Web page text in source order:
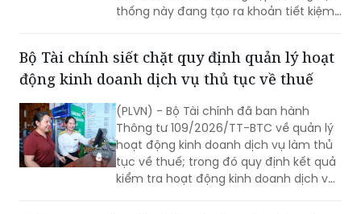
thống này đang tạo ra khoản tiết kiệm
nhiều mục tiêu trong cái nhìn mới về sử
dụng năng lượng hiệu quả.
Bộ Tài chính siết chặt quy định quản lý hoạt
động kinh doanh dịch vụ thủ tục về thuế
(PLVN) - Bộ Tài chính đã ban hành
Thông tư 109/2026/TT-BTC về quản lý
hoạt động kinh doanh dịch vụ làm thủ
tục về thuế; trong đó quy định kết quả
kiểm tra hoạt động kinh doanh dịch vụ